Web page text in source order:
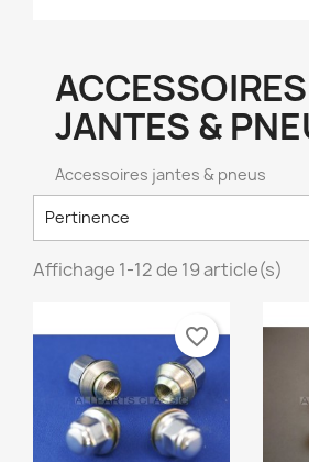
ACCESSOIRES
JANTES &
Accessoires jantes & pneus
Pertinence
Affichage 1-12 de 19 article(s)
favorite_border